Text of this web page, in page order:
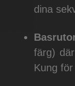
dina
färg)
Kung